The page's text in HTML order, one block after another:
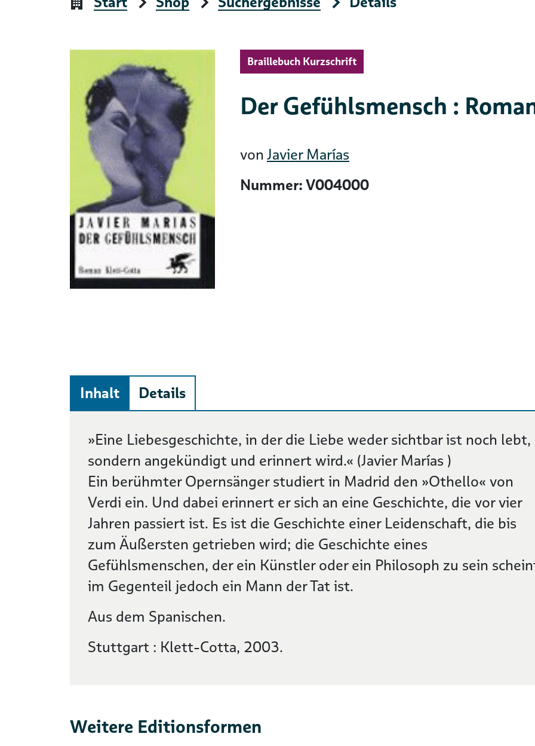
Braillebuch Kurzschrift
Der Gefühlsmensch :
vonJavier Marías
Nummer: V004000
Inhalt Details
Beschreibung
»Eine Liebesgeschichte, in der die Liebe weder sichtbar ist noch lebt,
sondern angekündigt und erinnert wird.« (Javier Marías )
Ein berühmter Opernsänger studiert in Madrid den »Othello« von
Verdi ein. Und dabei erinnert er sich an eine Geschichte, die vor vier
Jahren passiert ist. Es ist die Geschichte einer Leidenschaft, die bis
zum Äußersten getrieben wird; die Geschichte eines
Gefühlsmenschen, der ein Künstler oder ein Philosoph zu sein
im Gegenteil jedoch ein Mann der Tat ist.
Aus dem Spanischen.
Stuttgart : Klett-Cotta, 2003.
Weitere Editionsformen